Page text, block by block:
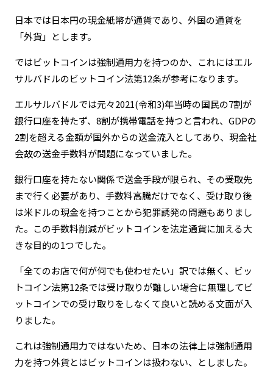
日本では日本円の現金紙幣が通貨であり、外国の通貨を
「外貨」とします。
ではビットコインは強制通用力を持つのか、これにはエル
サルバドルのビットコイン法第12条が参考になります。
エルサルバドルでは元々2021(令和3)年当時の国民の7割が
銀行口座を持たず、8割が携帯電話を持つと言われ、GDPの
2割を超える金額が国外からの送金流入としてあり、現金社
会故の送金手数料が問題になっていました。
銀行口座を持たない関係で送金手段が限られ、その受取先
まで行く必要があり、手数料高騰だけでなく、受け取り後
は米ドルの現金を持つことから犯罪誘発の問題もありまし
た。この手数料削減がビットコインを法定通貨に加える大
きな目的の1つでした。
「全てのお店で何が何でも使わせたい」訳では無く、ビッ
トコイン法第12条では受け取りが難しい場合に無理してビ
ットコインでの受け取りをしなくて良いと読める文面が入
りました。
これは強制通用力ではないため、日本の法律上は強制通用
力を持つ外貨とはビットコインは扱わない、としました。